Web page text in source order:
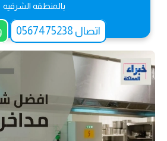
بالمنطقه الشرقيه
اتصال 0567475238